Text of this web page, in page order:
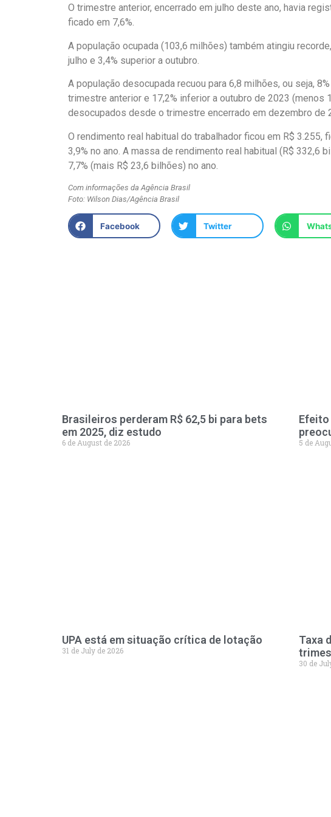
O trimestre anterior, encerrado em julho deste ano, havia
ficado em 7,6%.
A população ocupada (103,6 milhões) também atingiu
julho e 3,4% superior a outubro.
A população desocupada recuou para 6,8 milhões, ou seja,
trimestre anterior e 17,2% inferior a outubro de 2023 (menos
desocupados desde o trimestre encerrado em dezembro de
O rendimento real habitual do trabalhador ficou em R$
3,9% no ano. A massa de rendimento real habitual (R$ 332,6
7,7% (mais R$ 23,6 bilhões) no ano.
Com informações da Agência Brasil
Foto: Wilson Dias/Agência Brasil
Facebook Twitter
Brasileiros perderam R$ 62,5 bi para bets
em 2025, diz estudo
6 de August de 2026
Efeito
5 de
UPA está em situação crítica de lotação
31 de July de 2026
Taxa
30 de